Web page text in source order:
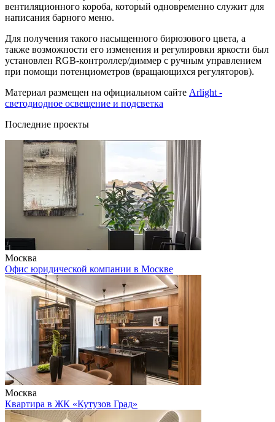
вентиляционного короба, который одновременно служит для
написания барного меню.
Для получения такого насыщенного бирюзового цвета, а
также возможности его изменения и регулировки яркости был
установлен RGB-контроллер/диммер с ручным управлением
при помощи потенциометров (вращающихся регуляторов).
Материал размещен на официальном сайте Arlight -
светодиодное освещение и подсветка
Последние проекты
Москва
Офис юридической компании в Москве
Москва
Квартира в ЖК «Кутузов Град»